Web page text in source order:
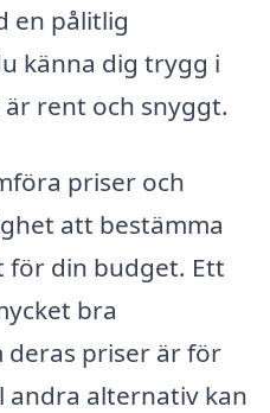
en pålitlig
känna dig trygg i
rent och snyggt.
priser och
att bestämma
för din budget. Ett
bra
deras priser är för
andra alternativ kan